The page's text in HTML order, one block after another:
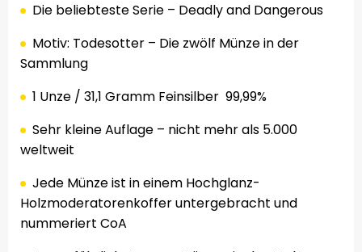
Die beliebtesteSerie – Deadlyand Dangerous
Motiv: Todesotter – Die zwölf Münze in der
Sammlung
1 Unze / 31,1 Gramm Feinsilber 99,99%
Sehr kleine Auflage – nicht mehr als 5.000
weltweit
Jede Münzeist in einem Hochglanz-
Holzmoderatorenkofferuntergebracht und
nummeriert CoA